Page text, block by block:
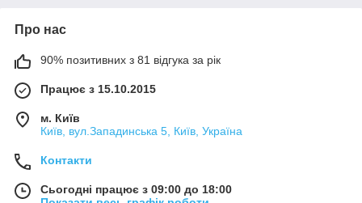
Про нас
90% позитивних з 81 відгука за рік
Працює з 15.10.2015
м. Київ
Київ, вул.Западинська 5, Київ, Україна
Контакти
Сьогодні працює з 09:00 до 18:00